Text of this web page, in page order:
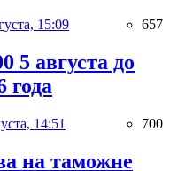
15:09 657
5 августа до
года
14:51 700
на таможне